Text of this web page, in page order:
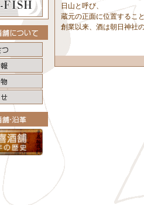
日山と呼び、
蔵元の正面に位置するこ
創業以来、酒は朝日神社